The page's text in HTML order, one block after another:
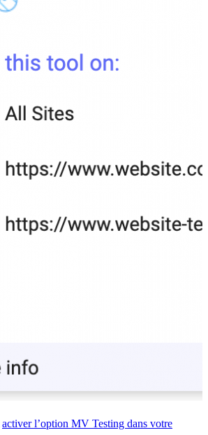
activer l’option MV Testing dans votre